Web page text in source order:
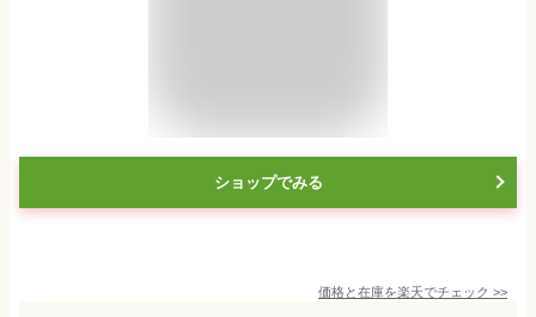
ショップでみる
価格と在庫を楽天でチェック >>